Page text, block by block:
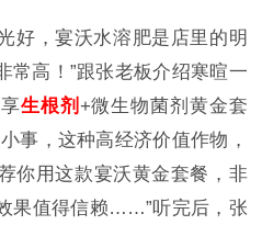
好，宴沃水溶肥是店里的明
常高！ ”跟张老板介绍寒暄一
生根剂 +微生物菌剂黄金套
事，这种高经济价值作物，
你用这款宴沃黄金套餐，非
果值得信赖……”听完后，张